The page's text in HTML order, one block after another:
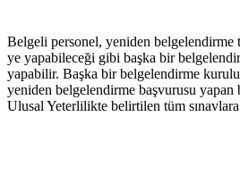
Belgeli personel, yeniden
ye yapabileceği gibi başka bir
yapabilir. Başka bir belgelendirme
yeniden belgelendirme başvurusu
Ulusal Yeterlilikte belirtilen tüm